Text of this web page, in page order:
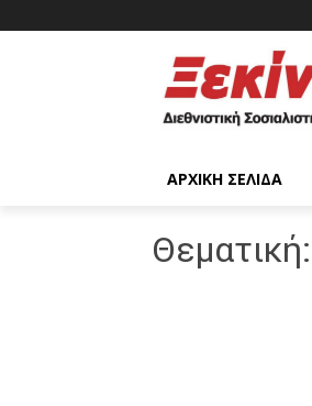
ΑΡΧΙΚΉ ΣΕΛΊΔΑ
Θεματική: